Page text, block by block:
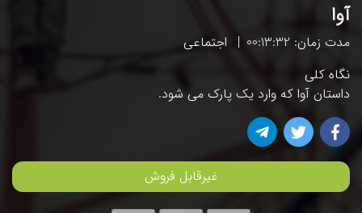
آوا
مدت زمان: 00:13:32
اجتماعی
نگاه کلی
داستان آوا که وارد یک پارک می شود.
غیرقابل فروش